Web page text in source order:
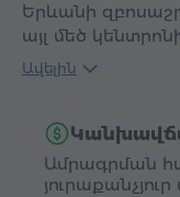
Երևանի
այլ մեծ
Ավելին
Ամրագրման